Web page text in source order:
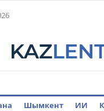
Шымкент ИИ